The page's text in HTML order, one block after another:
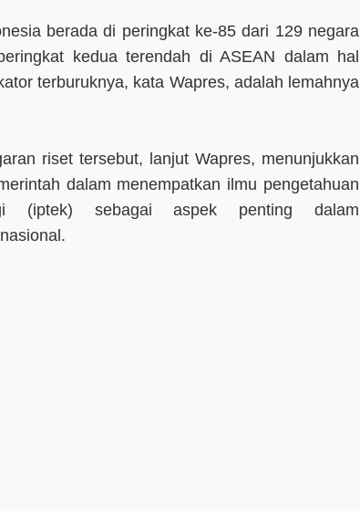
berada di peringkat ke-85 dari 129 negara
kedua terendah di ASEAN dalam hal
terburuknya, kata Wapres, adalah lemahnya
riset tersebut, lanjut Wapres, menunjukkan
dalam menempatkan ilmu pengetahuan
(iptek) sebagai aspek penting dalam